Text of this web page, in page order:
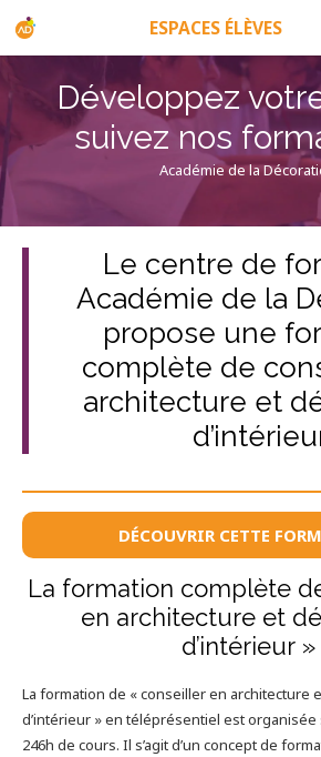
ESPACES ÉLÈVES
Développez
suivez nos
Académie de la
Le centre de
Académie de la
propose une
complète de
architecture et
DÉCOUVRIR CETTE
La formation complète
en architecture et
d’intérieur »
La formation de « conseiller en architecture
d’intérieur » en téléprésentiel est
246h de cours. Il s’agit d’un concept de